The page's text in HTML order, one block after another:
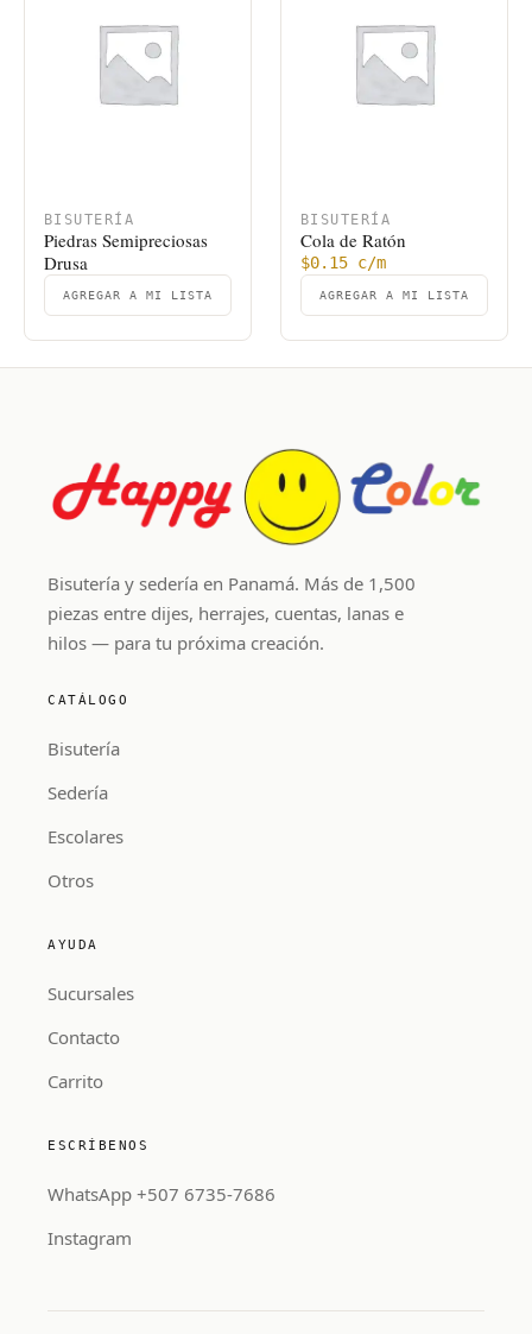
BISUTERÍA
Piedras Semipreciosas
Drusa
AGREGAR A MI LISTA
BISUTERÍA
Cola de Ratón
$0.15 c/m
AGREGAR A MI LISTA
Bisutería y sedería en Panamá. Más de 1,500
piezas entre dijes, herrajes, cuentas, lanas e
hilos — para tu próxima creación.
CATÁLOGO
Bisutería
Sedería
Escolares
Otros
AYUDA
Sucursales
Contacto
Carrito
ESCRÍBENOS
WhatsApp +507 6735-7686
Instagram